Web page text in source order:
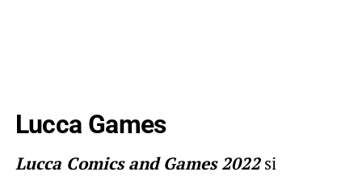
Lucca Games
Lucca Comics and Games 2022si